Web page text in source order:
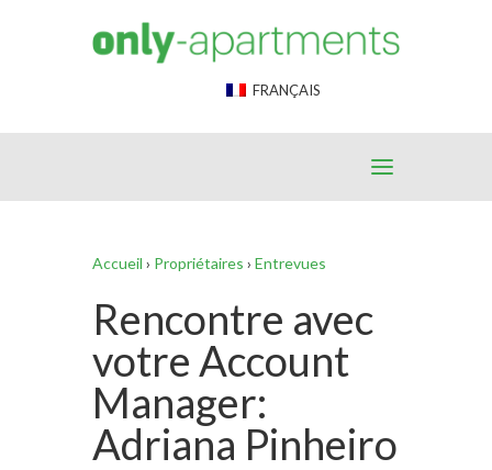
FRANÇAIS
Accueil › Propriétaires › Entrevues
Rencontre avec
votre Account
Manager:
Adriana Pinheiro